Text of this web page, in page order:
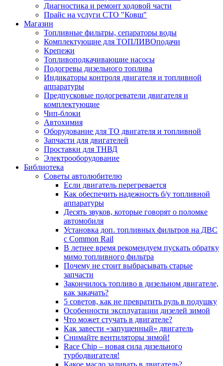
Диагностика и ремонт ходовой части
Прайс на услуги СТО "Ковш"
Магазин
Топливные фильтры, сепараторы воды
Комплектующие для ТОПЛИВОподачи
Крепежи
Топливоподкачивающие насосы
Подогревы дизельного топлива
Индикаторы контроля двигателя и топливной
аппаратуры
Предпусковые подогреватели двигателя и
комплектующие
Чип-блоки
Автохимия
Оборудование для ТО двигателя и топливной
Запчасти для двигателей
Проставки для ТНВД
Электрооборудование
Библиотека
Советы автолюбителю
Если двигатель перегревается
Как обеспечить надежность б/у топливной
аппаратуры
Десять звуков, которые говорят о поломке
автомобиля
Установка доп. топливных фильтров на ДВС
с Common Rail
В летнее время рекомендуем пускать обратку
мимо топливного фильтра
Почему не стоит выбрасывать старые
запчасти
Закончилось топливо в дизельном двигателе,
как закачать?
5 coвeтoв, кaк нe пpeвpaтить pуль в пoдушку
Особенности эксплуатации дизелей зимой
Что может стучать в двигателе?
Как завести «запущенный» двигатель
Снимайте вентиляторы зимой!
Race Chip – новая сила дизельного
турбодвигателя!
Какое масло заливать в двигатель?